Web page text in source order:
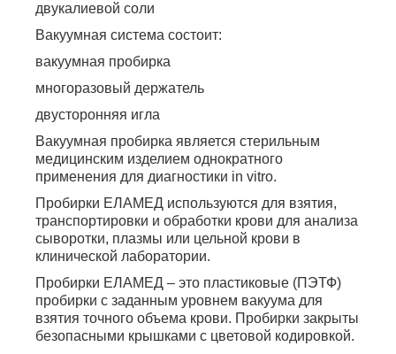
двукалиевой соли
Вакуумная система состоит:
вакуумная пробирка
многоразовый держатель
двусторонняя игла
Вакуумная пробирка является стерильным
медицинским изделием однократного
применения для диагностики in vitro.
Пробирки ЕЛАМЕД используются для взятия,
транспортировки и обработки крови для анализа
сыворотки, плазмы или цельной крови в
клинической лаборатории.
Пробирки ЕЛАМЕД – это пластиковые (ПЭТФ)
пробирки с заданным уровнем вакуума для
взятия точного объема крови. Пробирки закрыты
безопасными крышками с цветовой кодировкой.